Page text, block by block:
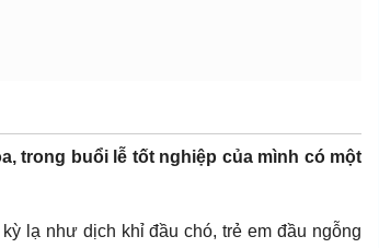
trong buổi lễ tốt nghiệp của mình có một
lạ như dịch khỉ đầu chó, trẻ em đầu ngỗng